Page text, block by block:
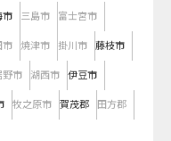
市 三島市 富士宮市
市 焼津市 掛川市 藤枝市
野市 湖西市 伊豆市
牧之原市 賀茂郡 田方郡